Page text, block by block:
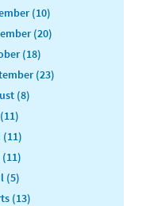
(10)
(20)
(18)
(23)
(8)
(5)
(13)